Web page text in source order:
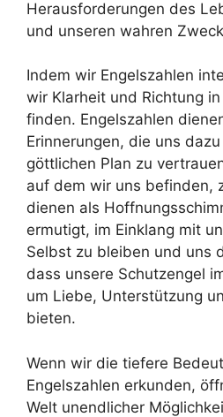
Herausforderungen des
und unseren wahren
Indem wir Engelszahlen
wir Klarheit und Richtung
finden. Engelszahlen
Erinnerungen, die uns
göttlichen Plan zu
auf dem wir uns befinden,
dienen als
ermutigt, im Einklang mit
Selbst zu bleiben und uns
dass unsere Schutzengel
um Liebe, Unterstützung
bieten.
Wenn wir die tiefere
Engelszahlen erkunden,
Welt unendlicher